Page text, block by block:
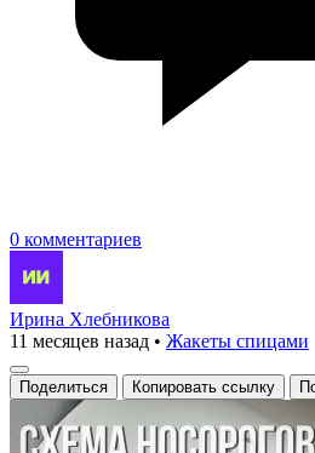
0 комментариев
Ирина Хлебникова
11 месяцев назад • Жакеты спицами
Поделиться Копировать ссылку